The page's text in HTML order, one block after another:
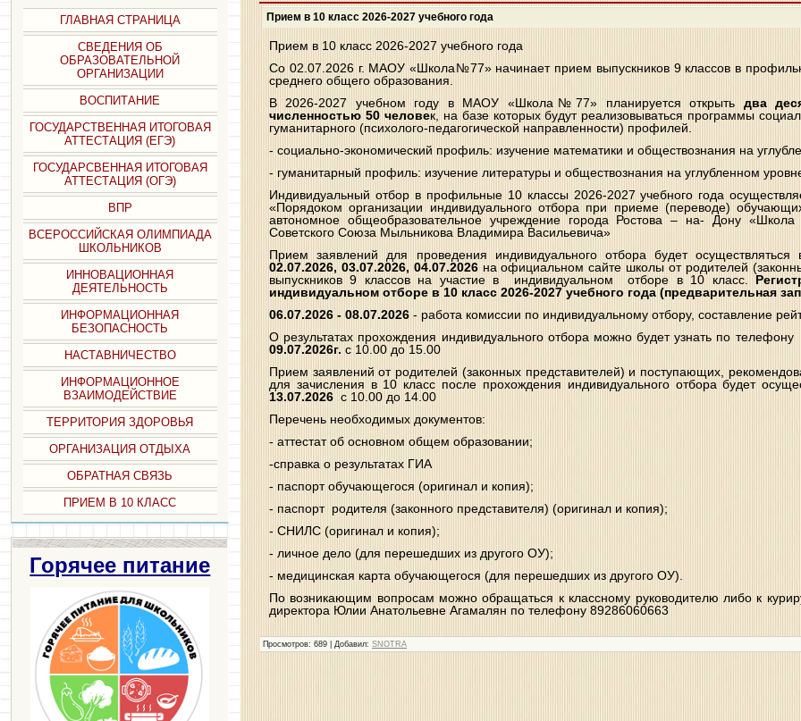
ГЛАВНАЯ СТРАНИЦА
СВЕДЕНИЯ ОБ
ОБРАЗОВАТЕЛЬНОЙ
ОРГАНИЗАЦИИ
ВОСПИТАНИЕ
ГОСУДАРСТВЕННАЯ ИТОГОВАЯ
АТТЕСТАЦИЯ (ЕГЭ)
ГОСУДАРСВЕННАЯ ИТОГОВАЯ
АТТЕСТАЦИЯ (ОГЭ)
ВПР
ВСЕРОССИЙСКАЯ ОЛИМПИАДА
ШКОЛЬНИКОВ
ИННОВАЦИОННАЯ
ДЕЯТЕЛЬНОСТЬ
ИНФОРМАЦИОННАЯ
БЕЗОПАСНОСТЬ
НАСТАВНИЧЕСТВО
ИНФОРМАЦИОННОЕ
ВЗАИМОДЕЙСТВИЕ
ТЕРРИТОРИЯ ЗДОРОВЬЯ
ОРГАНИЗАЦИЯ ОТДЫХА
ОБРАТНАЯ СВЯЗЬ
ПРИЕМ В 10 КЛАСС
Горячее питание
Прием в 10 класс 2026-2027 учебного года
Прием в 10 класс 2026-2027 учебного года
Со 02.07.2026 г. МАОУ «Школа№77» начинает прием выпускников 9 классов в
среднего общего образования.
В 2026-2027 учебном году в МАОУ «Школа№77» планируется открыть два
численностью 50 человек, на базе которых будут реализовываться программы
гуманитарного (психолого-педагогической направленности) профилей.
- социально-экономический профиль: изучение математики и обществознания на
- гуманитарный профиль: изучение литературы и обществознания на углубленном
Индивидуальный отбор в профильные 10 классы 2026-2027 учебного года
«Порядоком организации индивидуального отбора при приеме (переводе)
автономное общеобразовательное учреждение города Ростова – на- Дону
Советского Союза Мыльникова Владимира Васильевича»
Прием заявлений для проведения индивидуального отбора будет
02.07.2026, 03.07.2026, 04.07.2026на официальном сайте школы от родителей
выпускников 9 классов на участие в индивидуальном отборе в 10 класс.
индивидуальном отборе в 10 класс 2026-2027 учебного года (предварительная
06.07.2026 - 08.07.2026 - работа комиссии по индивидуальному отбору, составление
О результатах прохождения индивидуального отбора можно будет узнать по
09.07.2026г.с 10.00 до 15.00
Прием заявлений от родителей (законных представителей) и поступающих,
для зачисления в 10 класс после прохождения индивидуального отбора будет
13.07.2026 с 10.00 до 14.00
Перечень необходимых документов:
- аттестат об основном общем образовании;
-справка о результатах ГИА
- паспорт обучающегося (оригинал и копия);
- паспорт родителя (законного представителя) (оригинал и копия);
- СНИЛС (оригинал и копия);
- личное дело (для перешедших из другого ОУ);
- медицинская карта обучающегося (для перешедших из другого ОУ).
По возникающим вопросам можно обращаться к классному руководителю либо к
директора Юлии Анатольевне Агамалян по телефону 89286060663
Просмотров: 689 | Добавил:SNOTRA